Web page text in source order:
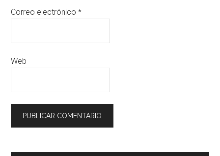
Correo electrónico*
Web